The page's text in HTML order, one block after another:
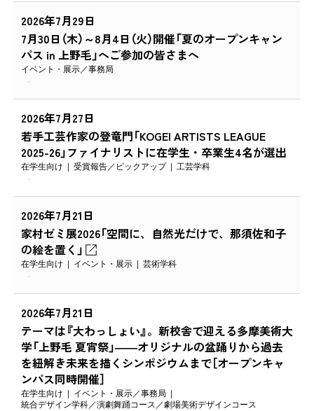
2026年7月29日
7月30日（木）～8月4日（火）開催「夏のオープンキャン
パス in 上野毛」へご参加の皆さまへ
イベント・展示 事務局
2026年7月27日
若手工芸作家の登竜門「KOGEI ARTISTS LEAGUE
2025-26」ファイナリストに在学生・卒業生4名が選出
在学生向け 受賞報告 ピックアップ 工芸学科
2026年7月21日
家村ゼミ展2026「空間に、自然光だけで、那須佐和子
の絵を置く」
在学生向け イベント・展示 芸術学科
2026年7月21日
テーマは『大わっしょい』。新校舎で迎える多摩美術大
学「上野毛 夏宵祭」――オリジナルの盆踊りから過去
を紐解き未来を描くシンポジウムまで［オープンキャ
ンパス同時開催］
在学生向け イベント・展示
事務局
統合デザイン学科
演劇舞踊コース 劇場美術デザインコース